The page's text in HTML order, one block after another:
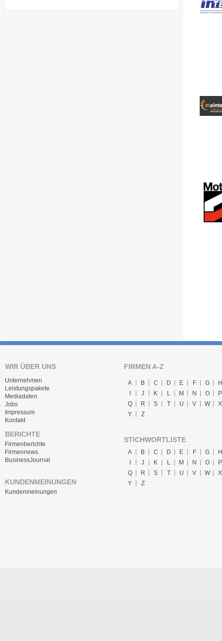
WIR ÜBER UNS
Unternehmen
Leistungspakete
Mediadaten
Jobs
Impressum
Kontakt
BERICHTE
Firmenberichte
Firmennews
BusinessJournal
KUNDENMEINUNGEN
Kundenmeinungen
FIRMEN A-Z
A B C D E F G
H
J K L M N O
P
Q
R S T U V W
X
Y
Z
STICHWORTLISTE
A B C D E F G
H
I
J K L M N O
P
Q
R S T U V W
X
Y
Z